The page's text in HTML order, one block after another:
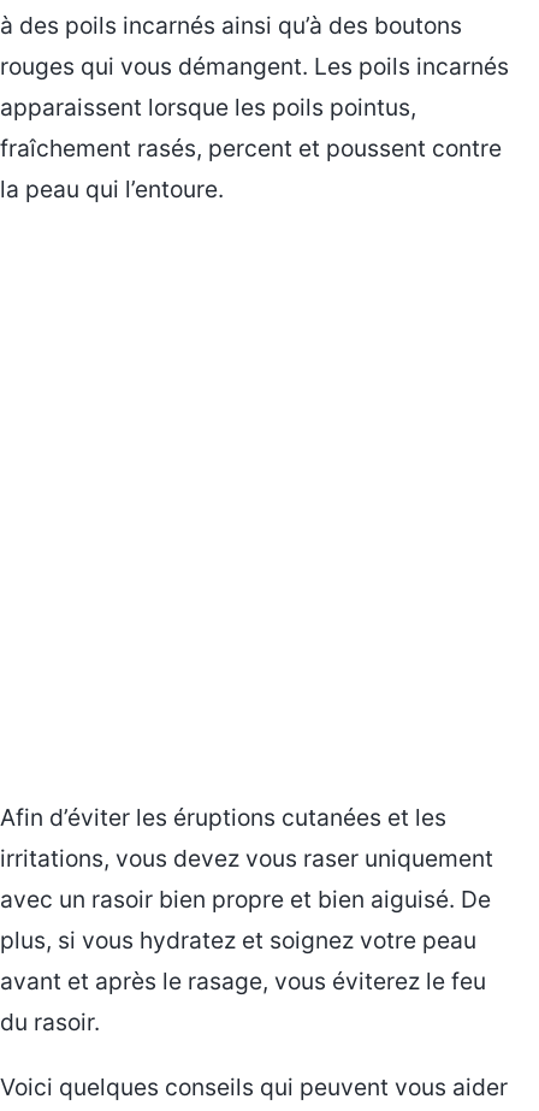
à des poils incarnés ainsi qu’à des boutons
rouges qui vous démangent. Les poils incarnés
apparaissent lorsque les poils pointus,
fraîchement rasés, percent et poussent contre
la peau qui l’entoure.
Afin d’éviter les éruptions cutanées et les
irritations, vous devez vous raser uniquement
avec un rasoir bien propre et bien aiguisé. De
plus, si vous hydratez et soignez votre peau
avant et après le rasage, vous éviterez le feu
du rasoir.
Voici quelques conseils qui peuvent vous aider